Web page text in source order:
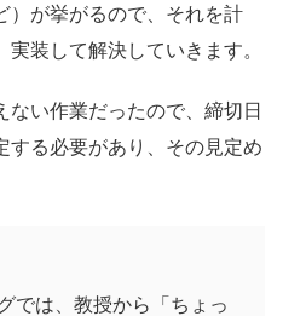
）が挙がるので、それを計
装して解決していきます。
ない作業だったので、締切日
する必要があり、その見定め
では、教授から「ちょっ